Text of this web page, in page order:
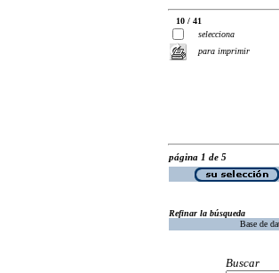
10 / 41
selecciona
para imprimir
página 1 de 5
Refinar la búsqueda
Base de
Buscar